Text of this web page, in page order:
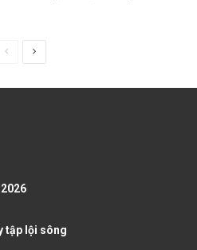
u
p
tập lội sông